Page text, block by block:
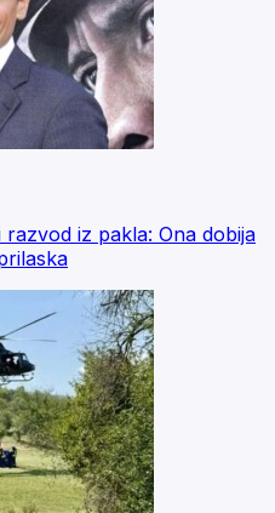
iz pakla: Ona dobija